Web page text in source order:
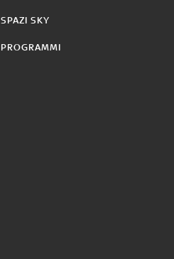
SPAZI SKY
PROGRAMMI